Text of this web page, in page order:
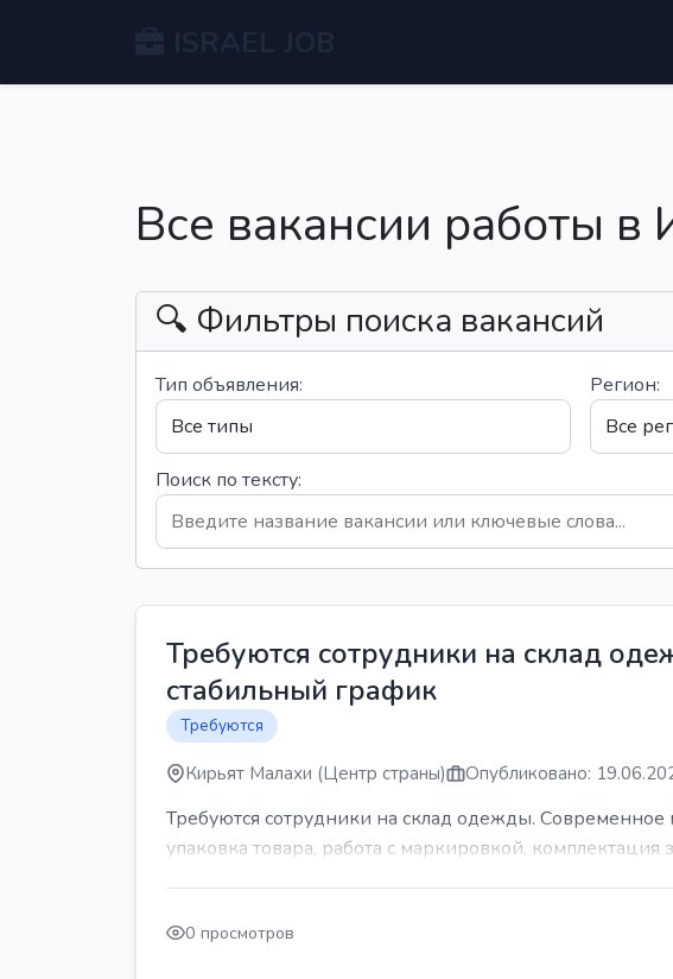
Все вакансии работы в
🔍 Фильтры поиска вакансий
Тип объявления: Регион:
Поиск по тексту:
Требуются сотрудники на склад
стабильный график
Требуются
Кирьят Малахи (Центр страны) Опубликовано:
Требуются сотрудники на склад одежды.
упаковка товара, работа с маркировкой, комплектация
0 просмотров